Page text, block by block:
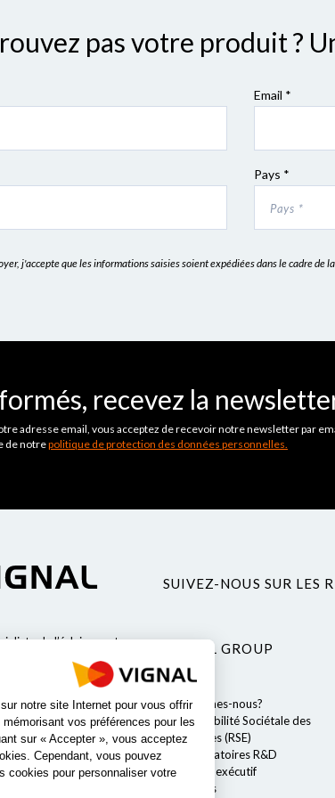
pas votre produit ?
Email *
Pays *
Pays *
j'accepte que les informations saisies soient expédiées dans le cadre
recevez la
adresse email, vous acceptez de recevoir notre newsletter par
de notrepolitique de protection des données personnelles.
de l’éclairage et
industriels.
SUIVEZ-NOUS SUR LES
VIGNAL GROUP
Valeurs
Qui sommes-nous?
Responsabilité Sociétale des
Entreprises (RSE)
Nos laboratoires R&D
Le comité exécutif
Nos offres
notre site Internet pour vous offrir
vos préférences pour les
sur « Accepter », vous acceptez
Cependant, vous pouvez
cookies pour personnaliser votre